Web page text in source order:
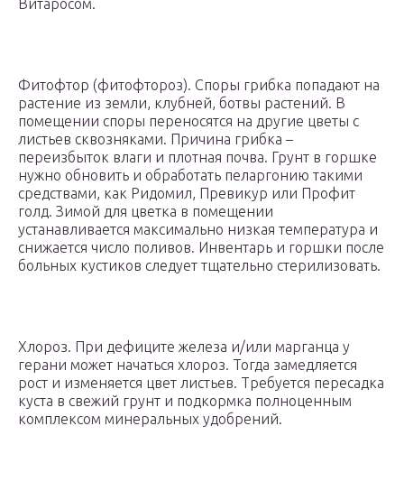
Витаросом.
Фитофтор (фитофтороз). Споры грибка попадают на
растение из земли, клубней, ботвы растений. В
помещении споры переносятся на другие цветы с
листьев сквозняками. Причина грибка –
переизбыток влаги и плотная почва. Грунт в горшке
нужно обновить и обработать пеларгонию такими
средствами, как Ридомил, Превикур или Профит
голд. Зимой для цветка в помещении
устанавливается максимально низкая температура и
снижается число поливов. Инвентарь и горшки после
больных кустиков следует тщательно стерилизовать.
Хлороз. При дефиците железа и/или марганца у
герани может начаться хлороз. Тогда замедляется
рост и изменяется цвет листьев. Требуется пересадка
куста в свежий грунт и подкормка полноценным
комплексом минеральных удобрений.